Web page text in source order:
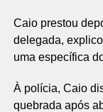
Caio prestou
delegada,
uma específica
À polícia, Caio
quebrada após